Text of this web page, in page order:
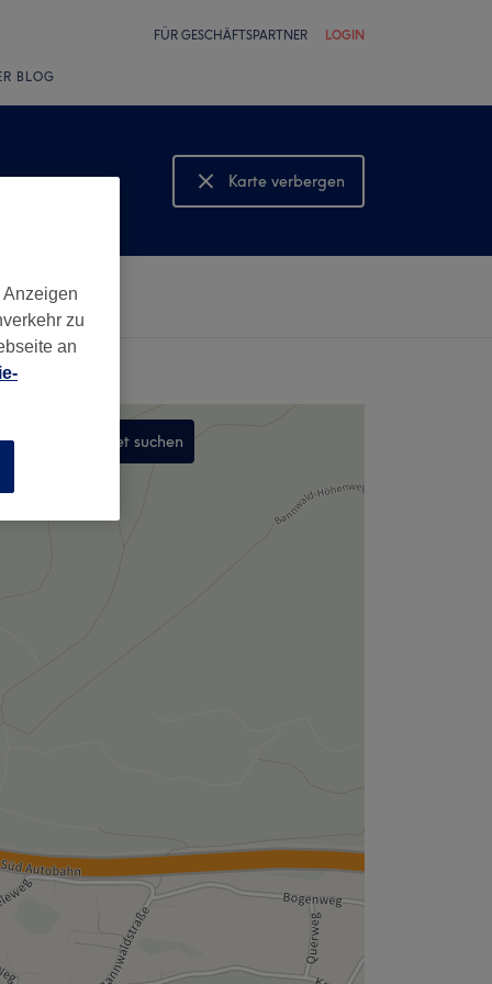
FÜR GESCHÄFTSPARTNER LOGIN
BLOG
Karte verbergen
Karte anzeigen
In diesem Gebiet suchen
zu
an